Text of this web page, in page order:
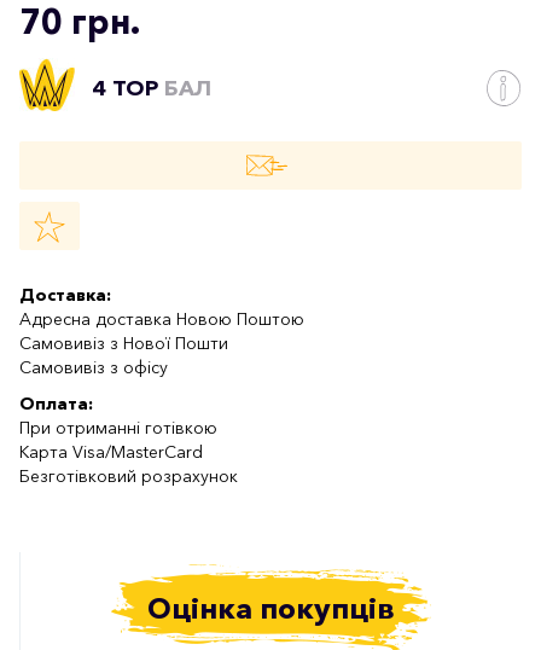
70 грн.
4 TOP БАЛ
Доставка:
Адресна доставка Новою Поштою
Самовивіз з Нової Пошти
Самовивіз з офісу
Оплата:
При отриманні готівкою
Карта Visa/MasterCard
Безготівковий розрахунок
Оцінка покупців